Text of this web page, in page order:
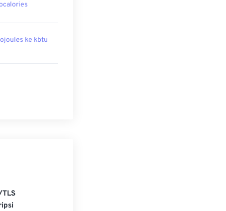
ke kbtu
TLS